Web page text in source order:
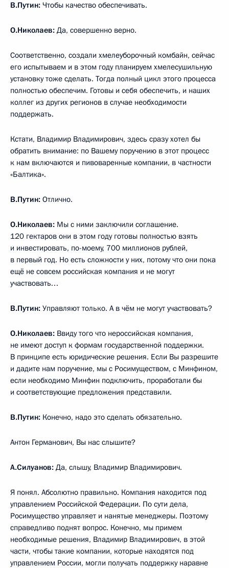
В.Путин: Чтобы качество обеспечивать.
О.Николаев: Да, совершенно верно.
Соответственно, создали хмелеуборочный комбайн, сейчас
его испытываем и в этом году планируем хмелесушильную
установку тоже сделать. Тогда полный цикл этого процесса
полностью обеспечим. Готовы и себя обеспечить, и наших
коллег из других регионов в случае необходимости
поддержать.
Кстати, Владимир Владимирович, здесь сразу хотел бы
обратить внимание: по Вашему поручению в этот процесс
к нам включаются и пивоваренные компании, в частности
«Балтика».
В.Путин: Отлично.
О.Николаев: Мы с ними заключили соглашение.
120 гектаров они в этом году готовы полностью взять
и инвестировать, по-моему, 700 миллионов рублей,
в первый год. Но есть сложности у них, потому что они пока
ещё не совсем российская компания и не могут
участвовать…
В.Путин: Управляют только. А в чём не могут участвовать?
О.Николаев: Ввиду того что нероссийская компания,
не имеют доступ к формам государственной поддержки.
В принципе есть юридические решения. Если Вы разрешите
и дадите нам поручение, мы с Росимуществом, с Минфином,
если необходимо Минфин подключить, проработали бы
и соответствующие предложения представили.
В.Путин: Конечно, надо это сделать обязательно.
Антон Германович, Вы нас слышите?
А.Силуанов: Да, слышу, Владимир Владимирович.
Я понял. Абсолютно правильно. Компания находится под
управлением Российской Федерации. По сути дела,
Росимущество управляет и нанятые менеджеры. Поэтому
справедливо поднят вопрос. Конечно, мы примем
необходимые решения, Владимир Владимирович, в этой
части, чтобы такие компании, которые находятся под
управлением России, могли получать поддержку наравне